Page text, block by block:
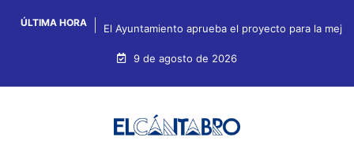
ÚLTIMA HORA El Ayuntamiento aprueba el proyecto para la
9 de agosto de 2026